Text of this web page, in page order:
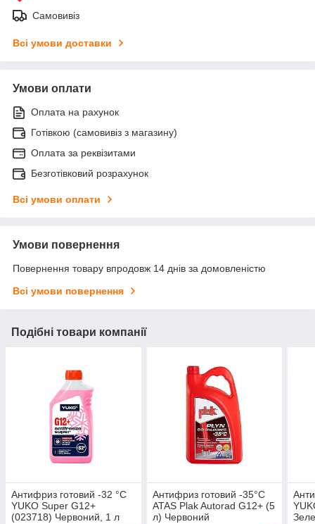
Самовивіз
Всі умови доставки
Умови оплати
Оплата на рахунок
Готівкою (самовивіз з магазину)
Оплата за реквізитами
Безготівковий розрахунок
Всі умови оплати
Умови повернення
Повернення товару впродовж 14 днів за домовленістю
Всі умови повернення
Подібні товари компанії
Антифриз готовий -32 °C
YUKO Super G12+
(023718) Червоний, 1 л
Антифриз готовий -35°C
ATAS Plak Autorad G12+ (5
л) Червоний